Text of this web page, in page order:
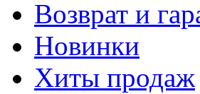
Возврат и
Новинки
Хиты продаж